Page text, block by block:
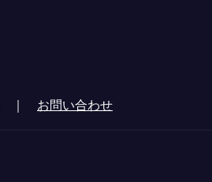
｜ お問い合わせ